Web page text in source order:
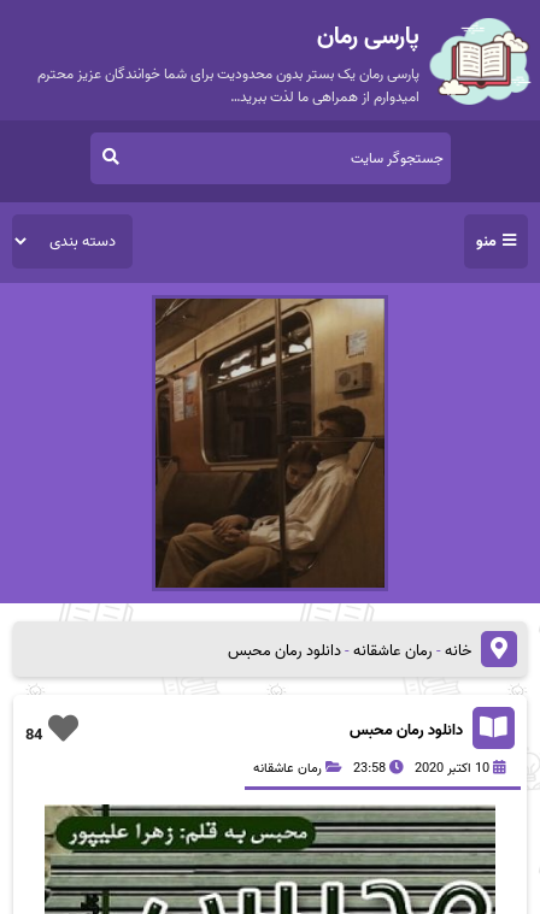
پارسی رمان
پارسی رمان یک بستر بدون محدودیت برای شما خوانندگان عزیز محترم
امیدوارم از همراهی ما لذت ببرید…
منو
خانه-رمان عاشقانه-دانلود رمان محبس
84 دانلود رمان محبس
10 اکتبر 2020 23:58 رمان عاشقانه